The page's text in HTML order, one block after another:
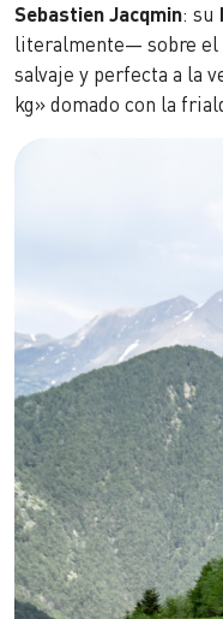
Sebastien Jacqmin: su
literalmente— sobre el
salvaje y perfecta a la
kg» domado con la